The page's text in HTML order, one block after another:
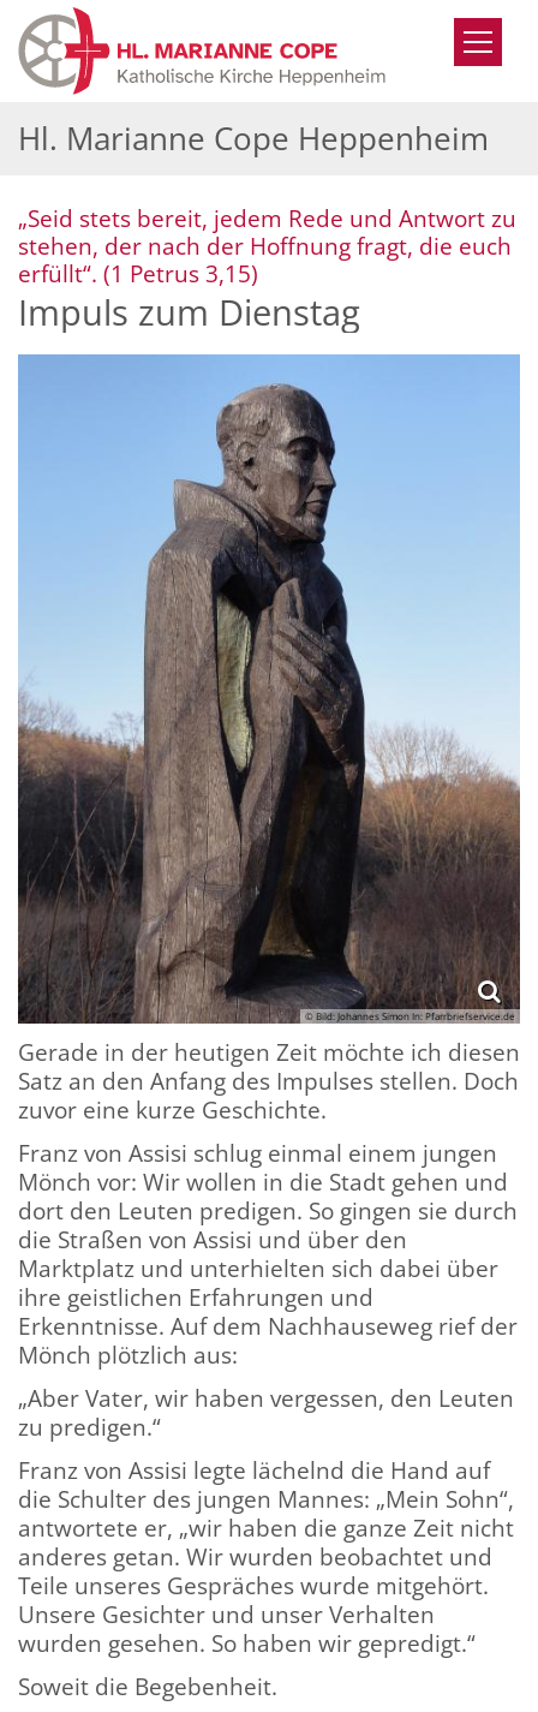
Zum Inhalt springen
Hl. Marianne Cope Heppenheim
„Seid stets bereit, jedem Rede und Antwort zu
stehen, der nach der Hoffnung fragt, die euch
erfüllt“. (1 Petrus 3,15)
Impuls zum Dienstag
© Bild: Johannes Simon In: Pfarrbriefservice.de
Gerade in der heutigen Zeit möchte ich diesen
Satz an den Anfang des Impulses stellen. Doch
zuvor eine kurze Geschichte.
Franz von Assisi schlug einmal einem jungen
Mönch vor: Wir wollen in die Stadt gehen und
dort den Leuten predigen. So gingen sie durch
die Straßen von Assisi und über den
Marktplatz und unterhielten sich dabei über
ihre geistlichen Erfahrungen und
Erkenntnisse. Auf dem Nachhauseweg rief der
Mönch plötzlich aus:
„Aber Vater, wir haben vergessen, den Leuten
zu predigen.“
Franz von Assisi legte lächelnd die Hand auf
die Schulter des jungen Mannes: „Mein Sohn“,
antwortete er, „wir haben die ganze Zeit nicht
anderes getan. Wir wurden beobachtet und
Teile unseres Gespräches wurde mitgehört.
Unsere Gesichter und unser Verhalten
wurden gesehen. So haben wir gepredigt.“
Soweit die Begebenheit.